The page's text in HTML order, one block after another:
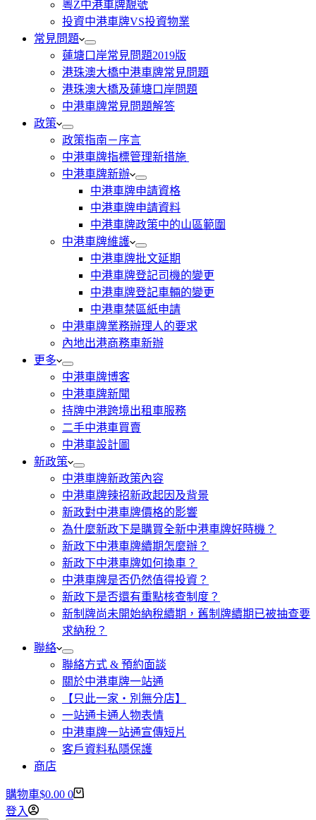
粵Z中港車牌靚號
投資中港車牌VS投資物業
常見問題
蓮塘口岸常見問題2019版
港珠澳大橋中港車牌常見問題
港珠澳大橋及蓮塘口岸問題
中港車牌常見問題解答
政策
政策指南－序言
中港車牌指標管理新措施
中港車牌新辦
中港車牌申請資格
中港車牌申請資料
中港車牌政策中的山區範圍
中港車牌維護
中港車牌批文延期
中港車牌登記司機的變更
中港車牌登記車輛的變更
中港車禁區紙申請
中港車牌業務辦理人的要求
內地出港商務車新辦
更多
中港車牌博客
中港車牌新聞
持牌中港跨境出租車服務
二手中港車買賣
中港車設計圖
新政策
中港車牌新政策內容
中港車牌辣招新政起因及背景
新政對中港車牌價格的影響
為什麼新政下是購買全新中港車牌好時機？
新政下中港車牌續期怎麼辦？
新政下中港車牌如何換車？
中港車牌是否仍然值得投資？
新政下是否還有重點核查制度？
新制牌尚未開始納稅續期，舊制牌續期已被抽查要
求納稅？
聯絡
聯絡方式 & 預約面談
關於中港車牌一站通
【只此一家・別無分店】
一站通卡通人物表情
中港車牌一站通宣傳短片
客戶資料私隱保護
商店
購物車$0.00 0
登入